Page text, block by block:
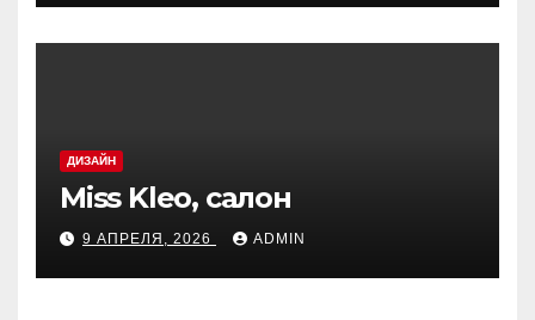
ДИЗАЙН
Miss Kleo, салон
9 АПРЕЛЯ, 2026 ADMIN